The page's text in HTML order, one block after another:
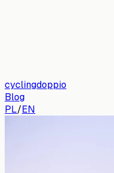
cyclingdoppio
Blog
PL/EN